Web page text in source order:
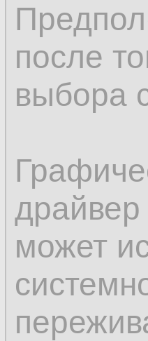
после
выбора
драйвер
может